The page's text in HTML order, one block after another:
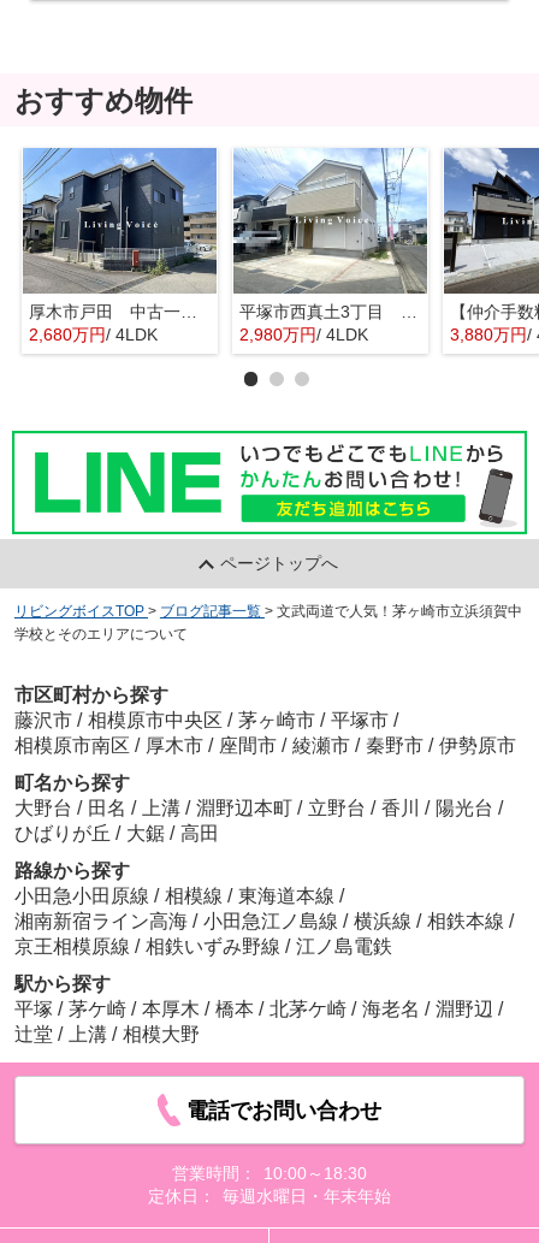
おすすめ物件
厚木市戸田 中古一戸建て
2,680万円/ 4LDK
2,980万円/ 4LDK 3,880万円/
ページトップへ
リビングボイスTOP > ブログ記事一覧 > 文武両道で人気！茅ヶ崎市立浜須賀中
学校とそのエリアについて
市区町村から探す
藤沢市 / 相模原市中央区 / 茅ヶ崎市 / 平塚市 /
相模原市南区 / 厚木市 / 座間市 / 綾瀬市 / 秦野市 / 伊勢原市
町名から探す
大野台 / 田名 / 上溝 / 淵野辺本町 / 立野台 / 香川 / 陽光台 /
ひばりが丘 / 大鋸 / 高田
路線から探す
小田急小田原線 / 相模線 / 東海道本線 /
湘南新宿ライン高海 / 小田急江ノ島線 / 横浜線 / 相鉄本線 /
京王相模原線 / 相鉄いずみ野線 / 江ノ島電鉄
駅から探す
平塚 / 茅ケ崎 / 本厚木 / 橋本 / 北茅ケ崎 / 海老名 / 淵野辺 /
辻堂 / 上溝 / 相模大野
電話でお問い合わせ
営業時間：
10:00～18:30
定休日：
毎週水曜日・年末年始